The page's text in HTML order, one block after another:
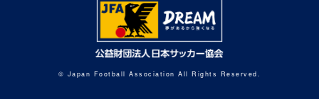
© Japan Football Association All Rights Reserved.